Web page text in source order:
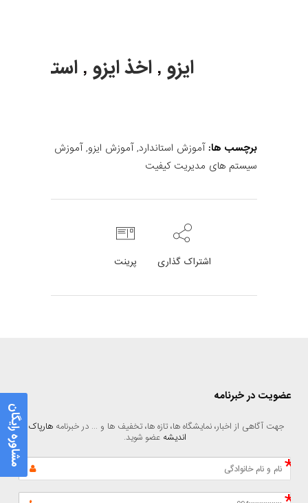
ایزو ,اخذ ایزو ,استاندارد
برچسب ها: آموزش استاندارد,آموزش ایزو,آموزش
سیستم های مدیریت کیفیت
اشتراک گذاری پرینت
عضویت در خبرنامه
جهت آگاهی از اخبار، نمایشگاه ها، تازه ها، تخفیف ها و ... در خبرنامه
اندیشه عضو شوید. مشاوره رایگان